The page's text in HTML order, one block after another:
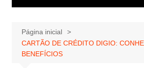
Página inicial
CARTÃO DE CRÉDITO DIGIO:
BENEFÍCIOS